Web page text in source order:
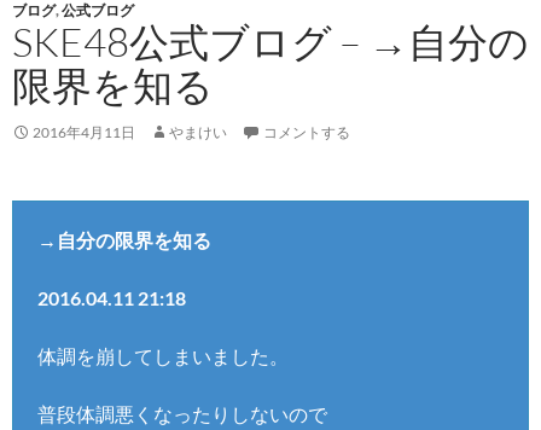
プブログ,公式ブログ
SKE48公式ブログ – →自分の
限界を知る
2016年4月11日 やまけい コメントする
→自分の限界を知る
2016.04.11 21:18
体調を崩してしまいました。
普段体調悪くなったりしないので